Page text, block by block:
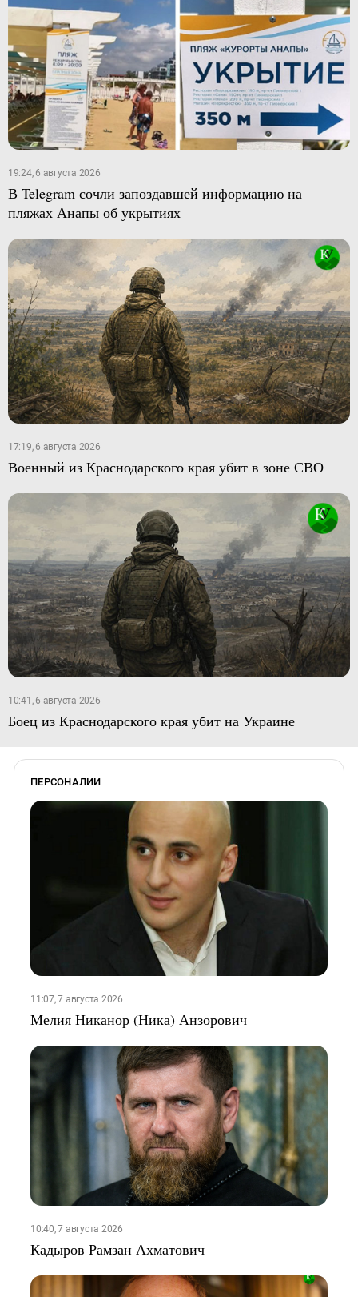
19:24, 6 августа 2026
В Telegram сочли запоздавшей информацию на
пляжах Анапы об укрытиях
17:19, 6 августа 2026
Военный из Краснодарского края убит в зоне СВО
10:41, 6 августа 2026
Боец из Краснодарского края убит на Украине
ПЕРСОНАЛИИ
11:07, 7 августа 2026
Мелия Никанор (Ника) Анзорович
10:40, 7 августа 2026
Кадыров Рамзан Ахматович